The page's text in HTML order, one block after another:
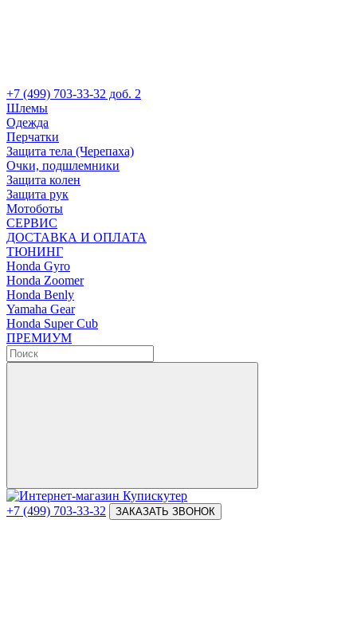
+7 (499) 703-33-32 доб. 2
Шлемы
Одежда
Перчатки
Защита тела (Черепаха)
Очки, подшлемники
Защита колен
Защита рук
Мотоботы
СЕРВИС
ДОСТАВКА И ОПЛАТА
ТЮНИНГ
Honda Gyro
Honda Zoomer
Honda Benly
Yamaha Gear
Honda Super Cub
ПРЕМИУМ
+7 (499) 703-33-32 ЗАКАЗАТЬ ЗВОНОК